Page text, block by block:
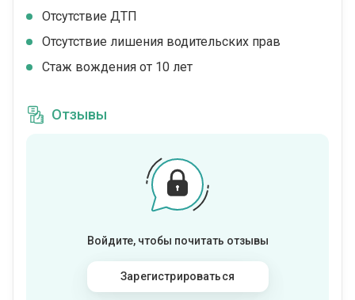
Отсутствие ДТП
Отсутствие лишения водительских прав
Стаж вождения от 10 лет
Отзывы
Войдите, чтобы почитать отзывы
Зарегистрироваться